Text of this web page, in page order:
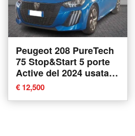
Peugeot 208 PureTech
75 Stop&Start 5 porte
Active del 2024 usata a
Torino
€ 12,500